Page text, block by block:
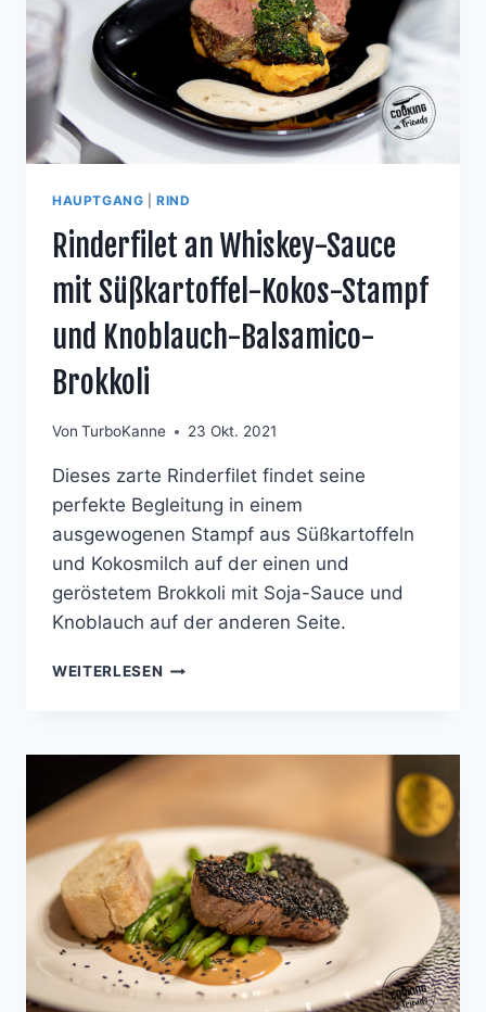
HAUPTGANG |RIND
Rinderfilet an Whiskey-Sauce
mit Süßkartoffel-Kokos-Stampf
und Knoblauch-Balsamico-
Brokkoli
Von TurboKanne 23 Okt. 2021
Dieses zarte Rinderfilet findet seine
perfekte Begleitung in einem
ausgewogenen Stampf aus Süßkartoffeln
und Kokosmilch auf der einen und
geröstetem Brokkoli mit Soja-Sauce und
Knoblauch auf der anderen Seite.
WEITERLESEN RINDERFILET
MIT
TAMPF U
ND K
NOBLAUCH-B
ALSAMICO-B
ROKKOLI